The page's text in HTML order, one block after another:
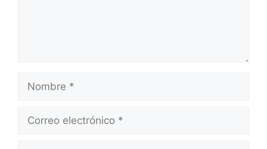
electrónico